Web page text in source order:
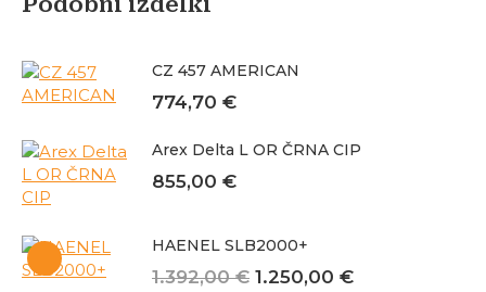
CZ 457 AMERICAN
774,70 €
Arex Delta L OR ČRNA CIP
855,00 €
HAENEL SLB2000+
1.392,00€ Izvirna
1.250,00 €Trenutna